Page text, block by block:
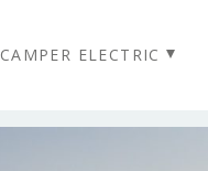
CAMPER ELECTRIC